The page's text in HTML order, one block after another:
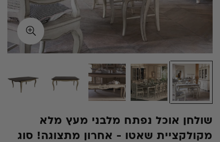
שולחן אוכל נפתח מלבני מעץ מלא
מקולקציית שאטו - אחרון מתצוגה! סוג